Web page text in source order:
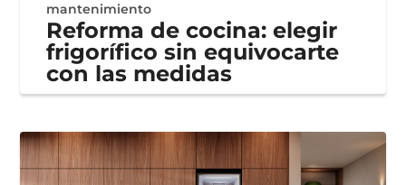
mantenimiento
Reforma de cocina: elegir
frigorífico sin equivocarte
con las medidas